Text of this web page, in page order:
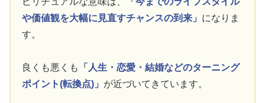
や価値観を大幅に見直すチャンスの到来」 になりま
す。
良くも悪くも
「人生・恋愛・結婚などのターニング
ポイント(転換点)」 が近づいてきています。